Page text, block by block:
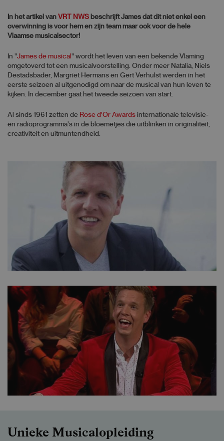
In het artikel van VRT NWS beschrijft James dat dit niet enkel een
overwinning is voor hem en zijn team maar ook voor de hele
Vlaamse musicalsector!
In "James de musical " wordt het leven van een bekende Vlaming
omgetoverd tot een musicalvoorstelling. Onder meer Natalia, Niels
Destadsbader, Margriet Hermans en Gert Verhulst werden in het
eerste seizoen al uitgenodigd om naar de musical van hun leven te
kijken. In december gaat het tweede seizoen van start.
Al sinds 1961 zetten de Rose d'Or Awards internationale televisie-
en radioprogramma's in de bloemetjes die uitblinken in originaliteit,
creativiteit en uitmuntendheid.
Unieke Musicalopleiding